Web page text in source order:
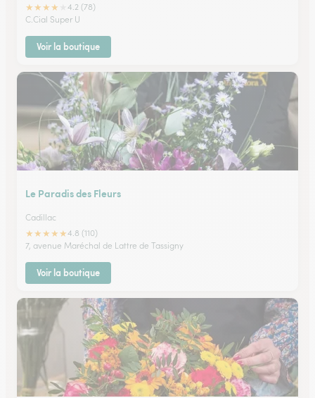
★★★★
4.2 (78)
C.Cial Super U
Voir la boutique
Le Paradis des Fleurs
Cadillac
★★★★★4.8 (110)
7, avenue Maréchal de Lattre de Tassigny
Voir la boutique